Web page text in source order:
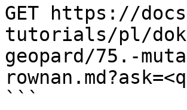
GET https://
tutorials/pl/
geopard/75.-
```